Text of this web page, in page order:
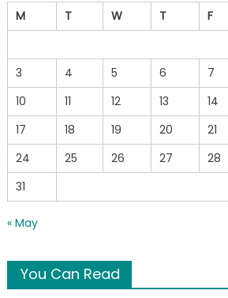
M
T W T F
3
4 5 6 7
10
11 12 13 14
17
18 19 20 21
24
25 26 27 28
31
« May
You Can Read